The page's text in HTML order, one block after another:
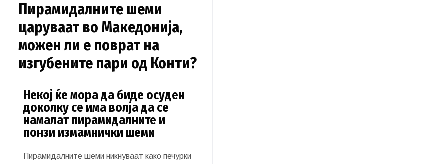
Пирамидалните шеми
царуваат во Македонија,
можен ли е поврат на
изгубените пари од Конти?
Некој ќе мора да биде осуден
доколку се има волја да се
намалат пирамидалните и
понзи измамнички шеми
Пирамидалните шеми никнуваат како печурки